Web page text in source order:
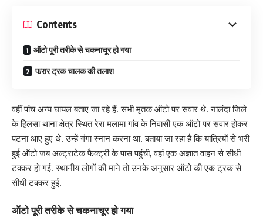
Contents
ऑटो पूरी तरीके से चकनाचूर हो गया
फरार ट्रक चालक की तलाश
वहीं पांच अन्य घायल बताए जा रहे हैं. सभी मृतक ऑटो पर सवार थे. नालंदा जिले
के हिलसा थाना क्षेत्र स्थित रेरा मलामा गांव के निवासी एक ऑटो पर सवार होकर
पटना आए हुए थे. उन्हें गंगा स्नान करना था. बताया जा रहा है कि यात्रियों से भरी
हुई ऑटो जब अल्ट्राटेक फैक्ट्री के पास पहुंची, वहां एक अज्ञात वाहन से सीधी
टक्कर हो गई. स्थानीय लोगों की माने तो उनके अनुसार ऑटो की एक ट्रक से
सीधी टक्कर हुई.
ऑटो पूरी तरीके से चकनाचूर हो गया